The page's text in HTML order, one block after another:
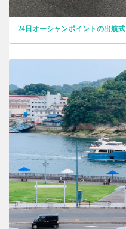
24日オーシャンポイントの出航式